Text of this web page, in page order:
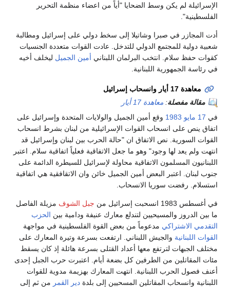
الإسرائيلة لم يكن وسط الضحايا "أياً من اعضاء منظمة التحرير
الفلسطينية".
أدت المجازر في صبرا وشاتيلا إلى سخط دولي على إسرائيل ومطالبة
شعبية دولية للمجتمع الدولي للتدخل. عادت القوات متعددة الجنسيات
كقوات حفظ سلام. انتخب البرلمان اللبناني أمين الجميل ليخلف أخيه
في رئاسة الجمهورية اللبنانية.
معاهدة 17 أيار وانسحاب إسرائيل
مقالة مفصلة: معاهدة 17 أيار
في 17 مايو 1983 وقع أمين الجميل والولايات المتحدة وإسرائيل على
اتفاق ينص على انسحاب القوات الإسرائيلية من لبنان بشرط انسحاب
القوات السورية. نص الاتفاق ان "حالة الحرب بين لبنان وإسرائيل قد
انتهت ولم يعد لها وجود" وهو ما جعل الاتفاقية فعلياً اتفاقية سلام. اعتبر
اللبنانيون المسلمون الاتفاقية محاولة لإسرائيل للسيطرة الدائمة على
جنوب لبنان. اعتبر البعض أمين الجميل خائن وان الاتقافقية هي اتفاقية
استسلام. رفضت سوريا الانسحاب.
في أغسطس 1983 انسحبت إسرائيل من جبل الشوف مزيلة الفاصل
ما بين الدروز والمسيحيين لتندلع معارك عنيفة ودامية بين الحزب
التقدمي الاشتراكي مدعوماً من بعض القوة الفلسطينية في مواجهة
القوات اللبنانية والجيش اللبناني. ارتفعت بسرعة وتيرة المعارك على
مختلف الجبهات لترتفع معها أعداد القتلى بسرعة هائلة إذ كان يسقط
مئات المقاتلين من الطرفين كل بضعة أيام. اعتبرت حرب الجبل إحدى
أعنف فصول الحرب اللبنانية. انتهت المعارك بهزيمة مدوية للقوات
اللبنانية وانسحاب المقاتلين المسحيين إلى بلدة دير القمر من ثم إلى